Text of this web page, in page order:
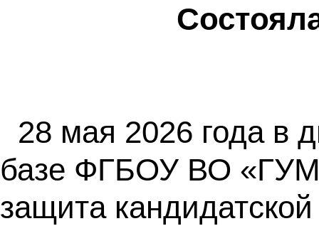
28 мая 2026 года в
базе ФГБОУ ВО
защита